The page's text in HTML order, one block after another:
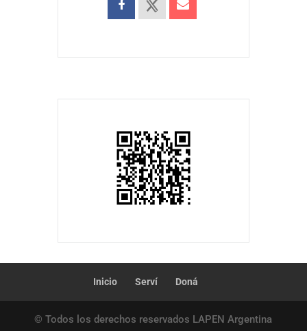
Inicio Serví Doná
© Todos los derechos reservados LAPEN Argentina